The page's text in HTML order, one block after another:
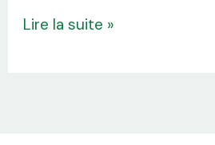
Lire la suite »